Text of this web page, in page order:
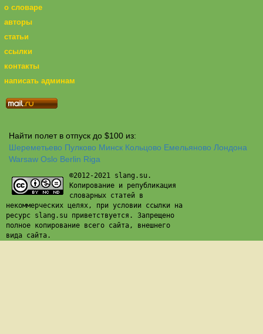
о словаре
авторы
статьи
ссылки
контакты
написать админам
Найти полет в отпуск до $100 из:
Шереметьево Пулково Минск Кольцово Емельяново Лондона
Warsaw Oslo Berlin Riga
©2012-2021 slang.su.
Копирование и републикация
словарных статей в
некоммерческих целях, при условии ссылки на
ресурс slang.su приветствуется. Запрещено
полное копирование всего сайта, внешнего
вида сайта.